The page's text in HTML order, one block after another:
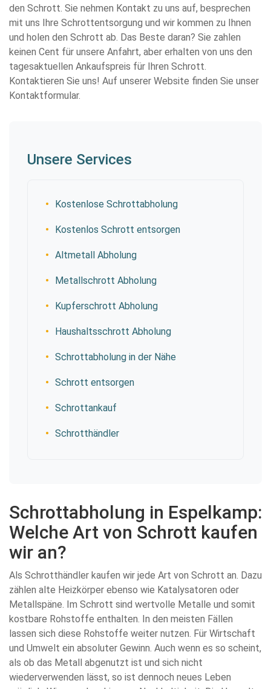
den Schrott. Sie nehmen Kontakt zu uns auf, besprechen
mit uns Ihre Schrottentsorgung und wir kommen zu Ihnen
und holen den Schrott ab. Das Beste daran? Sie zahlen
keinen Cent für unsere Anfahrt, aber erhalten von uns den
tagesaktuellen Ankaufspreis für Ihren Schrott.
Kontaktieren Sie uns! Auf unserer Website finden Sie unser
Kontaktformular.
Unsere Services
Kostenlose Schrottabholung
Kostenlos Schrott entsorgen
Altmetall Abholung
Metallschrott Abholung
Kupferschrott Abholung
Haushaltsschrott Abholung
Schrottabholung in der Nähe
Schrott entsorgen
Schrottankauf
Schrotthändler
Schrottabholung in Espelkamp:
Welche Art von Schrott kaufen
wir an?
Als Schrotthändler kaufen wir jede Art von Schrott an. Dazu
zählen alte Heizkörper ebenso wie Katalysatoren oder
Metallspäne. Im Schrott sind wertvolle Metalle und somit
kostbare Rohstoffe enthalten. In den meisten Fällen
lassen sich diese Rohstoffe weiter nutzen. Für Wirtschaft
und Umwelt ein absoluter Gewinn. Auch wenn es so scheint,
als ob das Metall abgenutzt ist und sich nicht
wiederverwenden lässt, so ist dennoch neues Leben